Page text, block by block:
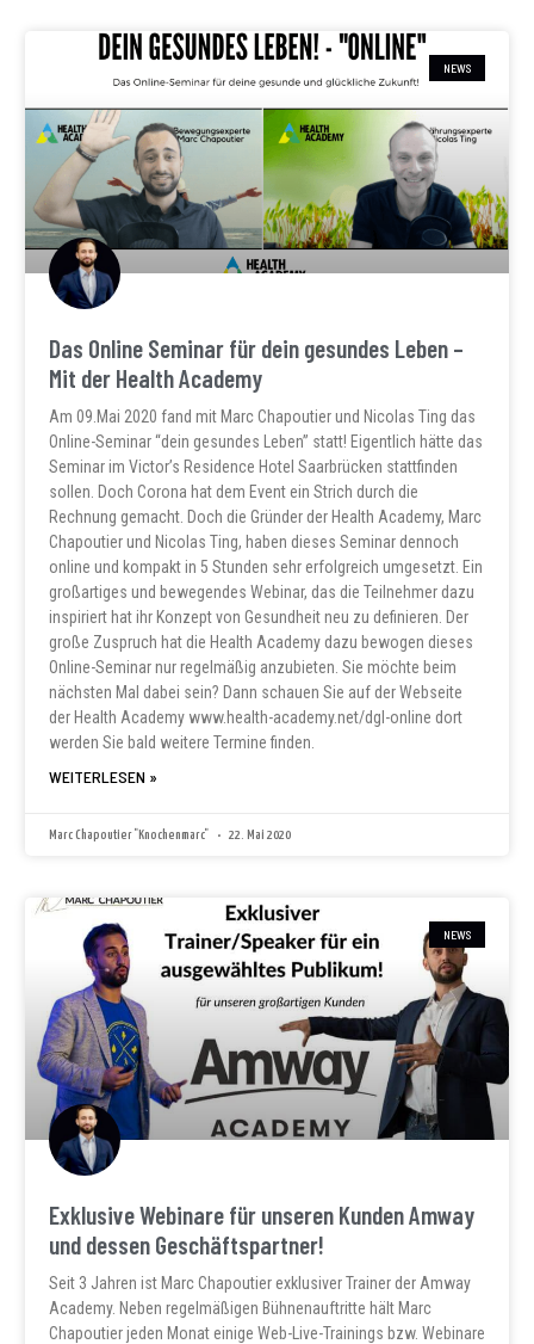
NEWS
Das Online Seminar für dein gesundes Leben –
Mit der Health Academy
Am 09.Mai 2020 fand mit Marc Chapoutier und Nicolas Ting das
Online-Seminar “dein gesundes Leben” statt! Eigentlich hätte das
Seminar im Victor’s Residence Hotel Saarbrücken stattfinden
sollen. Doch Corona hat dem Event ein Strich durch die
Rechnung gemacht. Doch die Gründer der Health Academy, Marc
Chapoutier und Nicolas Ting, haben dieses Seminar dennoch
online und kompakt in 5 Stunden sehr erfolgreich umgesetzt. Ein
großartiges und bewegendes Webinar, das die Teilnehmer dazu
inspiriert hat ihr Konzept von Gesundheit neu zu definieren. Der
große Zuspruch hat die Health Academy dazu bewogen dieses
Online-Seminar nur regelmäßig anzubieten. Sie möchte beim
nächsten Mal dabei sein? Dann schauen Sie auf der Webseite
der Health Academy www.health-academy.net/dgl-online dort
werden Sie bald weitere Termine finden.
WEITERLESEN »
Marc Chapoutier "Knochenmarc" 22. Mai 2020
NEWS
Exklusive Webinare für unseren Kunden Amway
und dessen Geschäftspartner!
Seit 3 Jahren ist Marc Chapoutier exklusiver Trainer der Amway
Academy. Neben regelmäßigen Bühnenauftritte hält Marc
Chapoutier jeden Monat einige Web-Live-Trainings bzw. Webinare